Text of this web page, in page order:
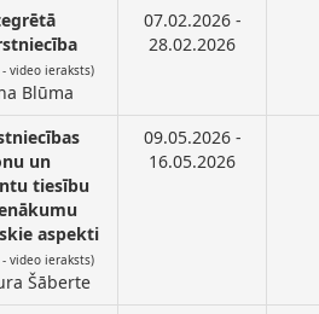
video ieraksts)
Blūma
07.02.2026 -
28.02.2026
un
tiesību
aspekti
video ieraksts)
Šāberte
09.05.2026 -
16.05.2026